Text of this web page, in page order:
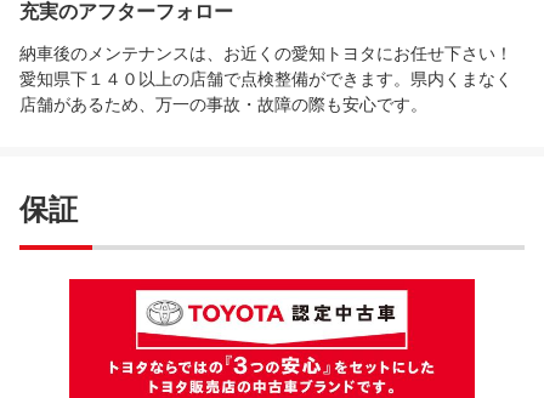
充実のアフターフォロー
納車後のメンテナンスは、お近くの愛知トヨタにお任せ下さい！
愛知県下１４０以上の店舗で点検整備ができます。県内くまなく
店舗があるため、万一の事故・故障の際も安心です。
保証